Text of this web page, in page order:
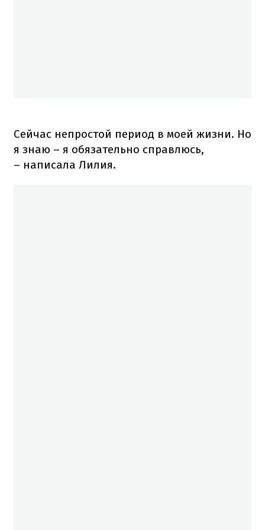
Сейчас непростой период в моей жизни. Но
я знаю – я обязательно справлюсь,
– написала Лилия.